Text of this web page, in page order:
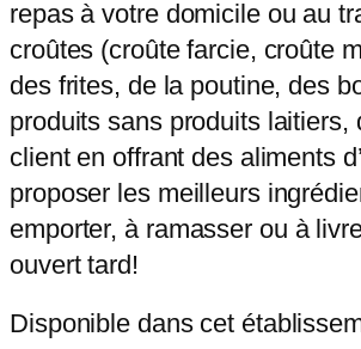
repas à votre domicile ou au
croûtes (croûte farcie, croûte
des frites, de la poutine, des
produits sans produits
client en offrant des aliments
proposer les meilleurs
emporter, à ramasser ou à
ouvert tard!
Disponible dans cet